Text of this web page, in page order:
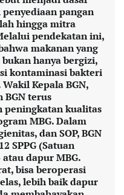
pangan
hingga mitra
pendekatan ini,
makanan yang
hanya bergizi,
kontaminasi bakteri
Kepala BGN,
BGN terus
peningkatan kualitas
MBG. Dalam
dan SOP, BGN
SPPG (Satuan
dapur MBG.
bisa beroperasi
lebih baik dapur